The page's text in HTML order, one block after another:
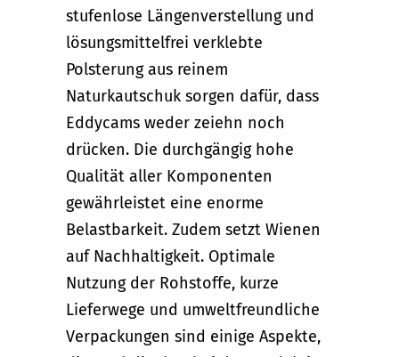
stufenlose Längenverstellung und
lösungsmittelfrei verklebte
Polsterung aus reinem
Naturkautschuk sorgen dafür, dass
Eddycams weder zeiehn noch
drücken. Die durchgängig hohe
Qualität aller Komponenten
gewährleistet eine enorme
Belastbarkeit. Zudem setzt Wienen
auf Nachhaltigkeit. Optimale
Nutzung der Rohstoffe, kurze
Lieferwege und umweltfreundliche
Verpackungen sind einige Aspekte,